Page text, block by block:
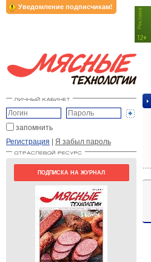
Уведомление подписчикам!
запомнить
Регистрация | Я забыл пароль
ПОДПИСКА НА ЖУРНАЛ